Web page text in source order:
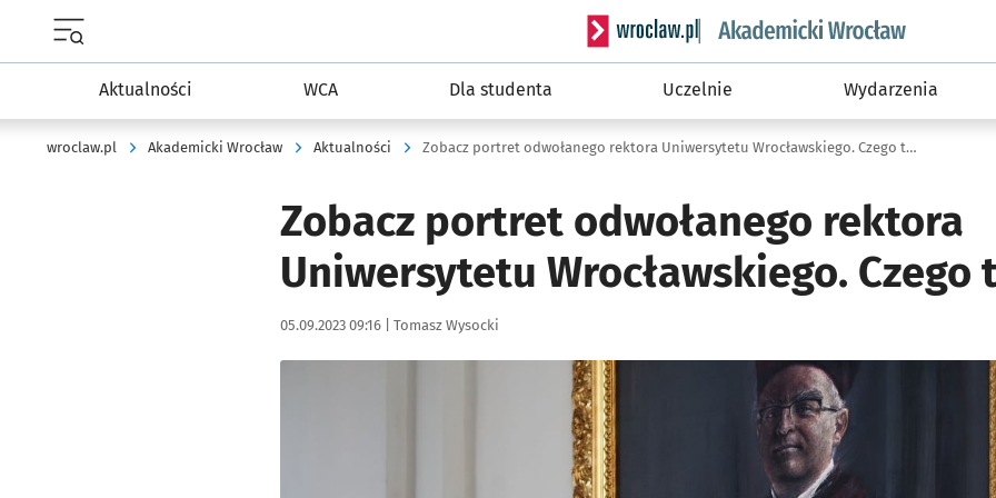
Menu główne portalu wroclaw.pl
Serwis informacyjny wroclaw.pl podserwis:
Aktualności WCA Dla studenta Uczelnie Wydarzenia
wroclaw.pl Akademicki Wrocław Aktualności Zobacz portret odwołanego rektora Uniwersytetu Wrocławskiego. Czego tu brakuje?
Zobacz portret odwołanego rektora
Uniwersytetu Wrocławskiego. Czego
Data publikacji:
05.09.2023 09:16 | Autor:
Tomasz Wysocki